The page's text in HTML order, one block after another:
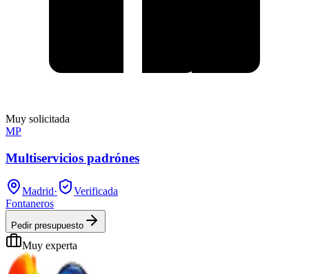
Muy solicitada
MP
Multiservicios padrónes
Madrid·
Verificada
Fontaneros
Pedir presupuesto
Muy experta